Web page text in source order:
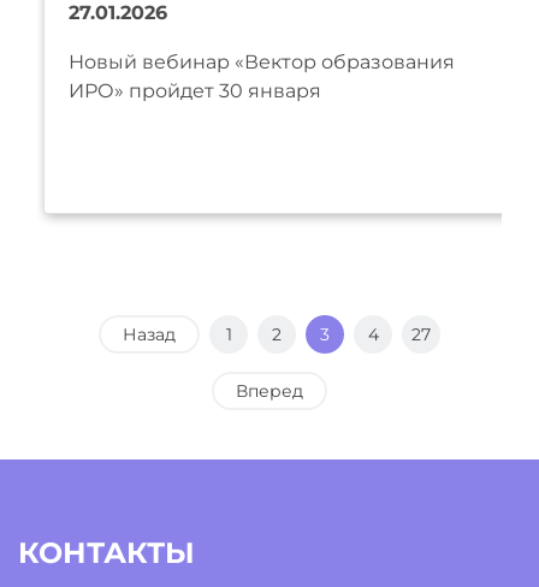
27.01.2026
Новый вебинар «Вектор образования
ИРО» пройдет 30 января
Назад 1 2 3 4 27
Вперед
КОНТАКТЫ